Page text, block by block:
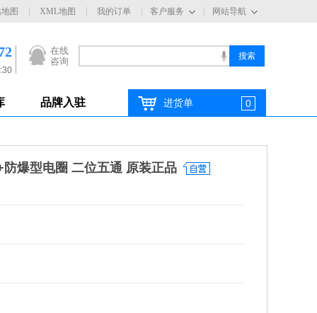
网站导航
客户服务
图 XML地图 我的订单
在线
咨询
品牌入驻 进货单 0
爆型电圈 二位五通 原装正品